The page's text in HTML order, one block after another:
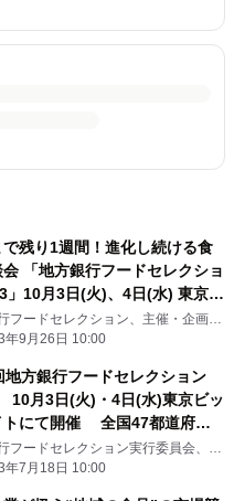
で残り1週間！進化し続ける食
「地方銀行フードセレクショ
」10月3日(火)、4日(水) 東京ビ
トにて開催
フードセレクション、主催・企画運
リッキービジネスソリューション株
年9月26日 10:00
地方銀行フードセレクション
月3日(火)・4日(水)東京ビッ
トにて開催 全国47都道府県
業者約800社が出展
フードセレクション実行委員会、リ
ジネスソリューション株式会社
年7月18日 10:00